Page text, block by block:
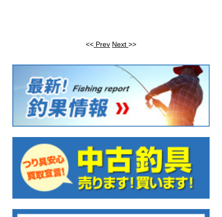
<< Prev Next >>